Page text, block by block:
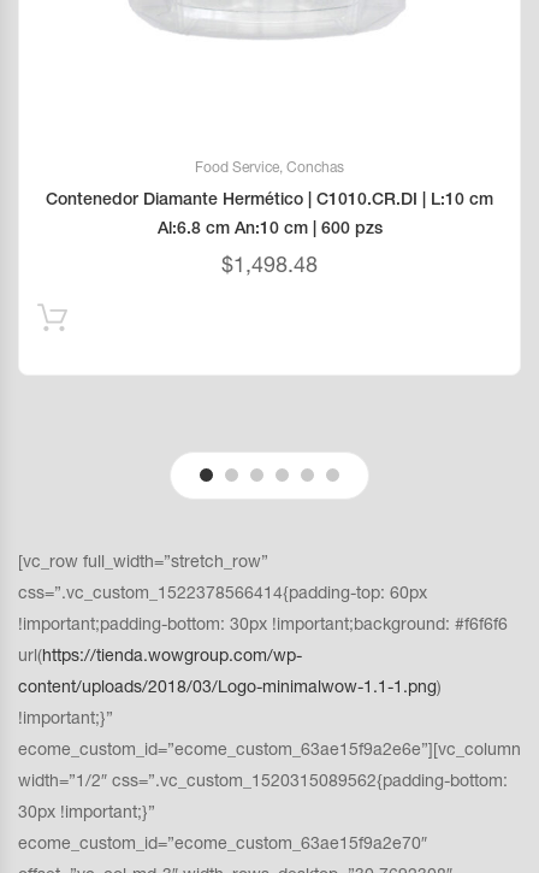
Food Service, Conchas
Contenedor Diamante Hermético | C1010.CR.DI | L:10 cm
Al:6.8 cm An:10 cm | 600 pzs
$1,498.48
[vc_row full_width=”stretch_row”
css=”.vc_custom_1522378566414{padding-top: 60px
!important;padding-bottom: 30px !important;background: #f6f6f6
url(https://tienda.wowgroup.com/wp-
content/uploads/2018/03/Logo-minimalwow-1.1-1.png )
!important;}”
ecome_custom_id=”ecome_custom_63ae15f9a2e6e”][vc_column
width=”1/2″ css=”.vc_custom_1520315089562{padding-bottom:
30px !important;}”
ecome_custom_id=”ecome_custom_63ae15f9a2e70″